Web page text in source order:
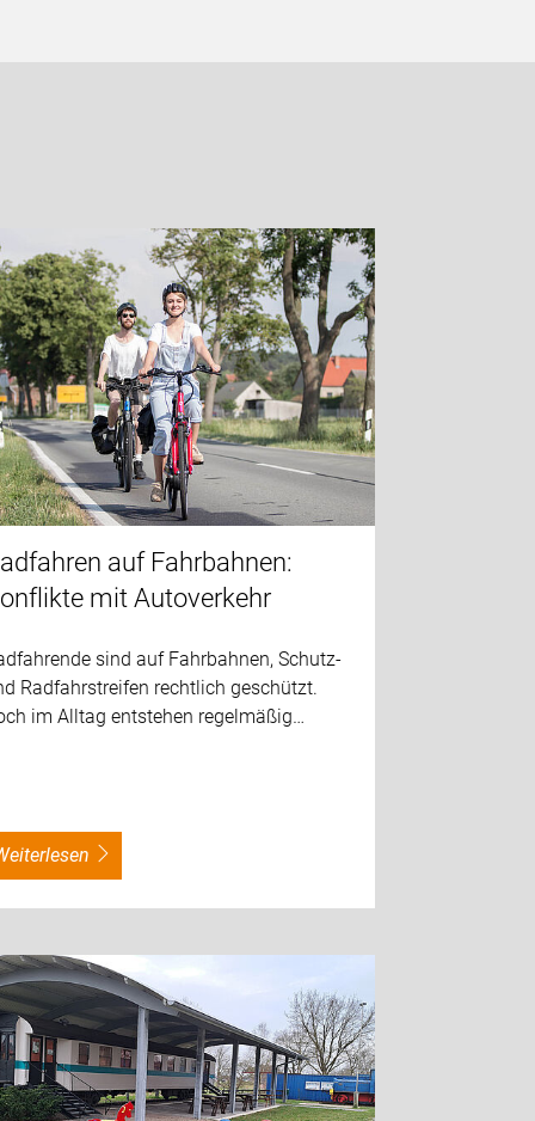
auf Fahrbahnen:
mit Autoverkehr
sind auf Fahrbahnen, Schutz-
Radfahrstreifen rechtlich geschützt.
im Alltag entstehen regelmäßig…
weiterlesen